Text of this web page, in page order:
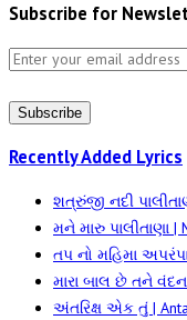
Subscribe for
Subscribe
Recently Added Lyrics
શત્રુંજી નદી
મને મારુ પાલીતાણા |
તપ નો મહિમા
મારા બાલ છે તને વંદન
અંતરિક્ષ એક તું |